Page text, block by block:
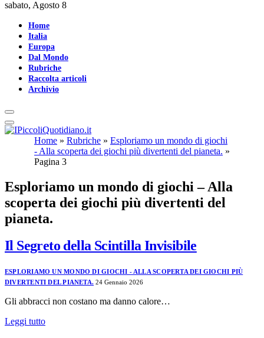
sabato, Agosto 8
Home
Italia
Europa
Dal Mondo
Rubriche
Raccolta articoli
Archivio
Home » Rubriche » Esploriamo un mondo di giochi
- Alla scoperta dei giochi più divertenti del pianeta. »
Pagina 3
Esploriamo un mondo di giochi – Alla
scoperta dei giochi più divertenti del
pianeta.
Il Segreto della Scintilla Invisibile
ESPLORIAMO UN MONDO DI GIOCHI - ALLA SCOPERTA DEI GIOCHI PIÙ
DIVERTENTI DEL PIANETA. 24 Gennaio 2026
Gli abbracci non costano ma danno calore…
Leggi tutto